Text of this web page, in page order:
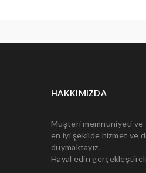
HAKKIMIZDA
Müşteri memnuniyeti ve
en iyi şekilde hizmet ve
duymaktayız.
Hayal edin